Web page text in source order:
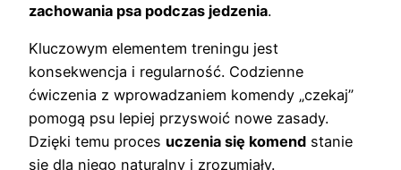
zachowania psa podczas jedzenia.
Kluczowym elementem treningu jest
konsekwencja i regularność. Codzienne
ćwiczenia z wprowadzaniem komendy „czekaj”
pomogą psu lepiej przyswoić nowe zasady.
Dzięki temu proces uczenia się komend stanie
się dla niego naturalny i zrozumiały.